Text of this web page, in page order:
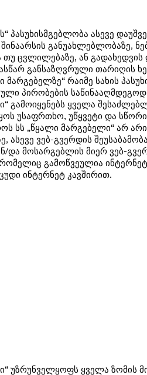
პასუხისმგებლობა ასევე
განუახლებლობაზე,
თუ ცვლილებაზე, ან გადახედვის
განსაზღვრული თარიღის
მარგებელზე“ რაიმე სახის
პირობების
გამოიყენებს ყველა
უსაფრთხო, უწყვეტი და სწორი
სს „წყალი მარგებელი“ არ
ასევე ვებ-გვერდის
და მოსარგებლის მიერ ვებ-
გამოწვეულია ინტერნეტ
ინტერნეტ კავშირით.
უზრუნველყოფს ყველა ზომის